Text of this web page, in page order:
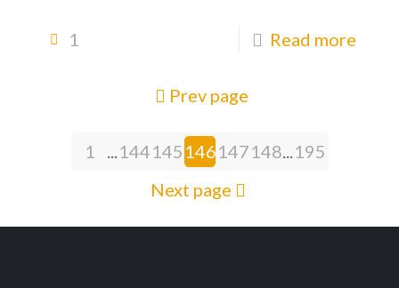
1 Read more
Prev page
1 ...144145 146147148...195
Next page